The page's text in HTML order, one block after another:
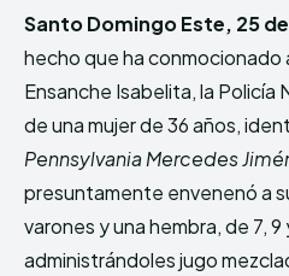
Comparte esto:
Facebook X
Comparte esto:
Facebook X
Santo Domingo Este, 25
hecho que ha conmocionado
Ensanche Isabelita, la Policía
de una mujer de 36 años,
Pennsylvania Mercedes
presuntamente envenenó a
varones y una hembra, de 7, 9
administrándoles jugo